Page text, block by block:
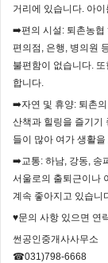
거리에 있습니다. 아
➡️편의 시설: 퇴촌농협
편의점, 은행, 병의원
불편함이 없습니다.
합니다.
➡️자연 및 휴양: 퇴촌
산책과 힐링을 즐기기
들이 많아 여가 생활
➡️교통: 하남, 강동, 송
서울로의 출퇴근이나
계속 좋아지고 있습니
♥문의 사항 있으면 연
썬공인중개사사무소
☎031)798-6668